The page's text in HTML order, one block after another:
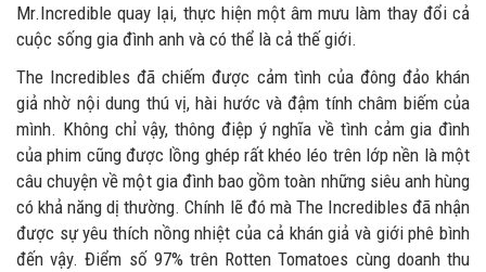
Mr.Incredible quay lại, thực hiện một âm mưu làm thay đổi cả
cuộc sống gia đình anh và có thể là cả thế giới.
The Incredibles đã chiếm được cảm tình của đông đảo khán
giả nhờ nội dung thú vị, hài hước và đậm tính châm biếm của
mình. Không chỉ vậy, thông điệp ý nghĩa về tình cảm gia đình
của phim cũng được lồng ghép rất khéo léo trên lớp nền là một
câu chuyện về một gia đình bao gồm toàn những siêu anh hùng
có khả năng dị thường. Chính lẽ đó mà The Incredibles đã nhận
được sự yêu thích nồng nhiệt của cả khán giả và giới phê bình
đến vậy. Điểm số 97% trên Rotten Tomatoes cùng doanh thu